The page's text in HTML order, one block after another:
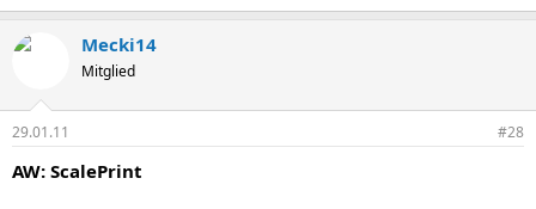
Mecki14
Mitglied
29.01.11 #28
AW: ScalePrint